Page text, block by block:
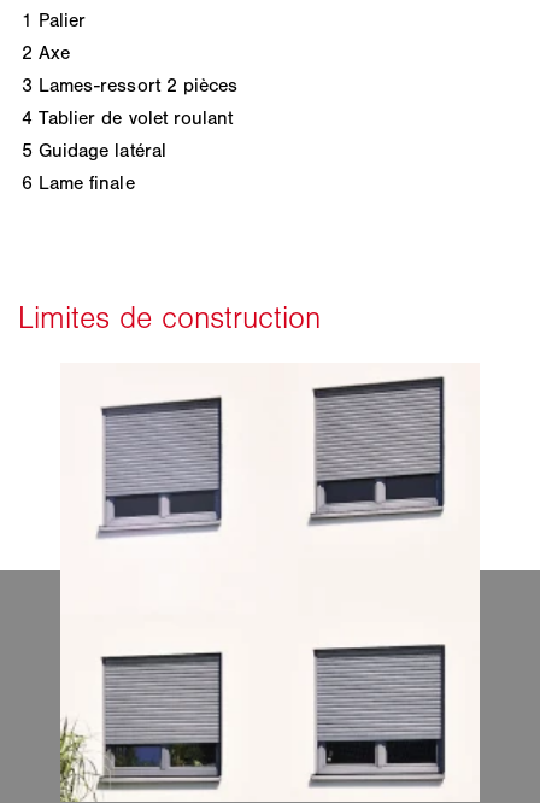
1 Palier
2 Axe
3 Lames-ressort 2 pièces
4 Tablier de volet roulant
5 Guidage latéral
6 Lame finale